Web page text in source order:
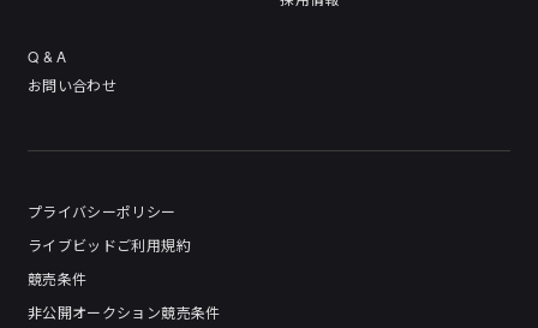
Q & A
お問い合わせ
プライバシーポリシー
ライブビッドご利用規約
競売条件
非公開オークション競売条件